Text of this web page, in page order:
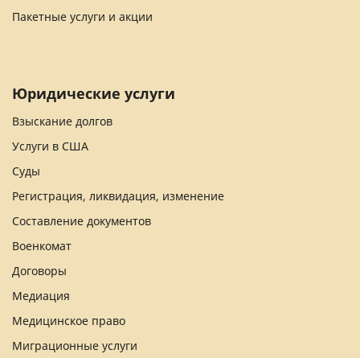
Пакетные услуги и акции
Юридические услуги
Взыскание долгов
Услуги в США
Суды
Регистрация, ликвидация, изменение
Составление документов
Военкомат
Договоры
Медиация
Медицинское право
Миграционные услуги